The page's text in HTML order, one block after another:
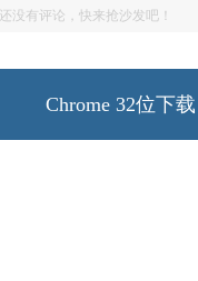
还没有评论，快来抢沙发吧！
Chrome 32位下载